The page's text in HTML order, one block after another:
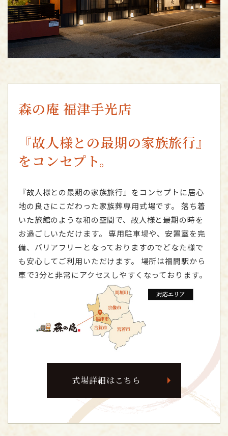
森の庵 福津手光店
『故人様との最期の家族旅行』
をコンセプト。
『故人様との最期の家族旅行』をコンセプトに居心
地の良さにこだわった家族葬専用式場です。
落ち着
いた旅館のような和の空間で、故人様と最期の時を
お過ごしいただけます。
専用駐車場や、安置室を完
備、バリアフリーとなっておりますのでどなた様で
も安心してご利用いただけます。
場所は福間駅から
車で3分と非常にアクセスしやすくなっております。
式場詳細はこちら